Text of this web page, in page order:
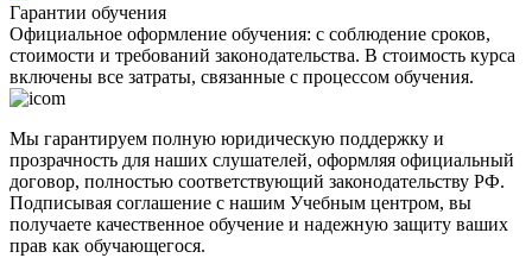
Гарантии обучения
Официальное оформление обучения: с соблюдение сроков,
стоимости и требований законодательства. В стоимость курса
включены все затраты, связанные с процессом обучения.
Мы гарантируем полную юридическую поддержку и
прозрачность для наших слушателей, оформляя официальный
договор, полностью соответствующий законодательству РФ.
Подписывая соглашение с нашим Учебным центром, вы
получаете качественное обучение и надежную защиту ваших
прав как обучающегося.